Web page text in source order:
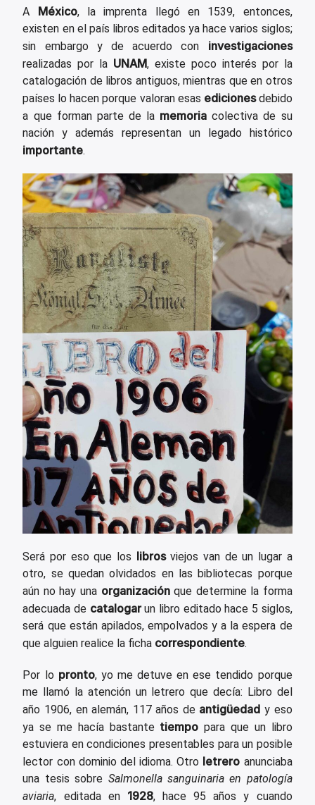
A México, la imprenta llegó en 1539, entonces,
existen en el país libros editados ya hace varios siglos;
sin embargo y de acuerdo con investigaciones
realizadas por la UNAM, existe poco interés por la
catalogación de libros antiguos, mientras que en otros
países lo hacen porque valoran esas edicionesdebido
a que forman parte de la memoria colectiva de su
nación y además representan un legado histórico
importante.
Será por eso que los librosviejos van de un lugar a
otro, se quedan olvidados en las bibliotecas porque
aún no hay una organizaciónque determine la forma
adecuada de catalogarun libro editado hace 5 siglos,
será que están apilados, empolvados y a la espera de
que alguien realice la ficha correspondiente.
Por lo pronto, yo me detuve en ese tendido porque
me llamó la atención un letrero que decía: Libro del
año 1906, en alemán, 117 años de antigüedad y eso
ya se me hacía bastante tiempo para que un libro
estuviera en condiciones presentables para un posible
lector con dominio del idioma. Otro letrero anunciaba
una tesis sobre Salmonella sanguinaria en patología
aviaria, editada en 1928, hace 95 años y cuando